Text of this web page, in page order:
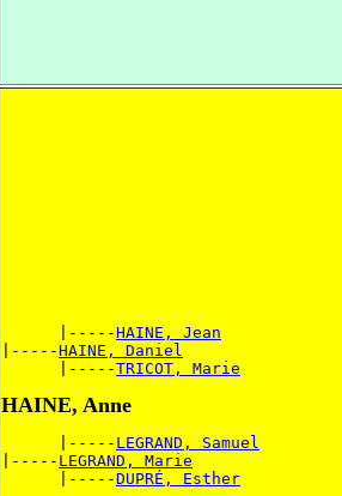
      |-----
HAINE, Jean
|-----HAINE, Daniel
      |-----
TRICOT, Marie
HAINE, Anne
      |-----
LEGRAND, Samuel
|----- LEGRAND, Marie
      |-----
DUPRÉ, Esther